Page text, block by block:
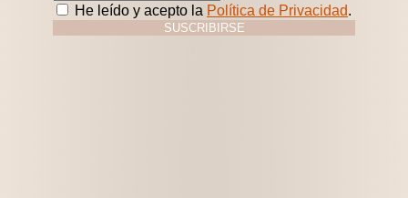
He leído y acepto la Política de Privacidad.